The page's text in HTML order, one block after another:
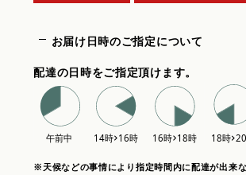
お届け日時のご指定について
配達の日時をご指定頂けます。
※天候などの事情により指定時間内に配達が出来